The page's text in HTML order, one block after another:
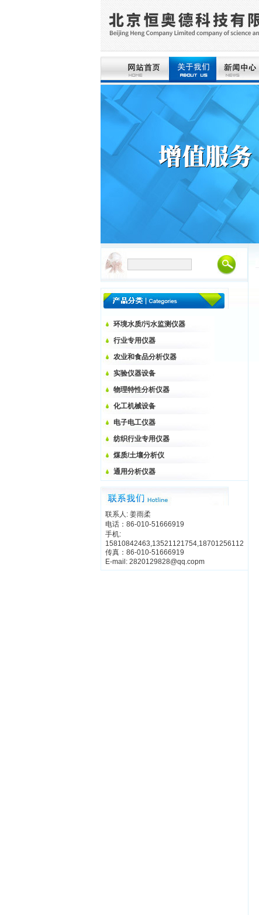
环境水质/污水监测仪器
行业专用仪器
农业和食品分析仪器
实验仪器设备
物理特性分析仪器
化工机械设备
电子电工仪器
纺织行业专用仪器
煤质/土壤分析仪
通用分析仪器
联系人: 姜雨柔
电话：86-010-51666919
手机:
15810842463,13521121754,18701256112
传真：86-010-51666919
E-mail: 2820129828@qq.copm